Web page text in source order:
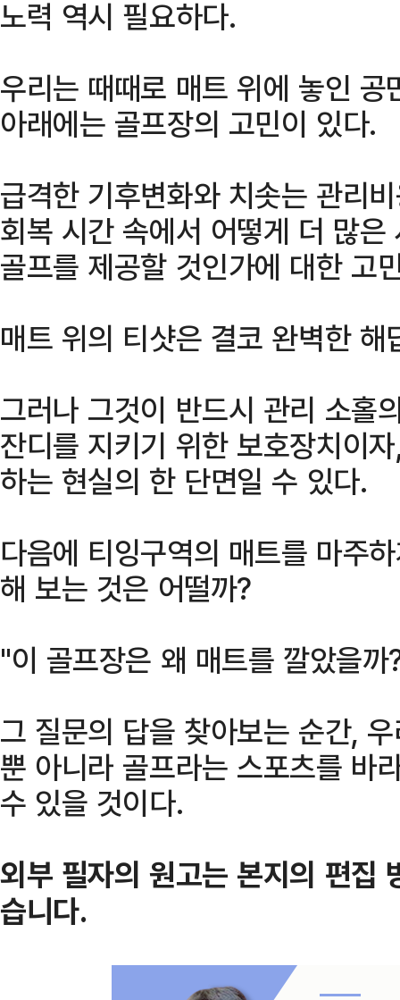
노력 역시 필요하다.
우리는 때때로 매트 위에 놓인
아래에는 골프장의 고민이 있다.
급격한 기후변화와 치솟는 관리
회복 시간 속에서 어떻게 더 많
골프를 제공할 것인가에 대한 고
매트 위의 티샷은 결코 완벽한 해
그러나 그것이 반드시 관리 소홀
잔디를 지키기 위한 보호장치이
하는 현실의 한 단면일 수 있다.
다음에 티잉구역의 매트를 마주
해 보는 것은 어떨까?
"이 골프장은 왜 매트를 깔았을까
그 질문의 답을 찾아보는 순간,
뿐 아니라 골프라는 스포츠를 바
수 있을 것이다.
외부 필자의 원고는 본지의 편집
습니다.